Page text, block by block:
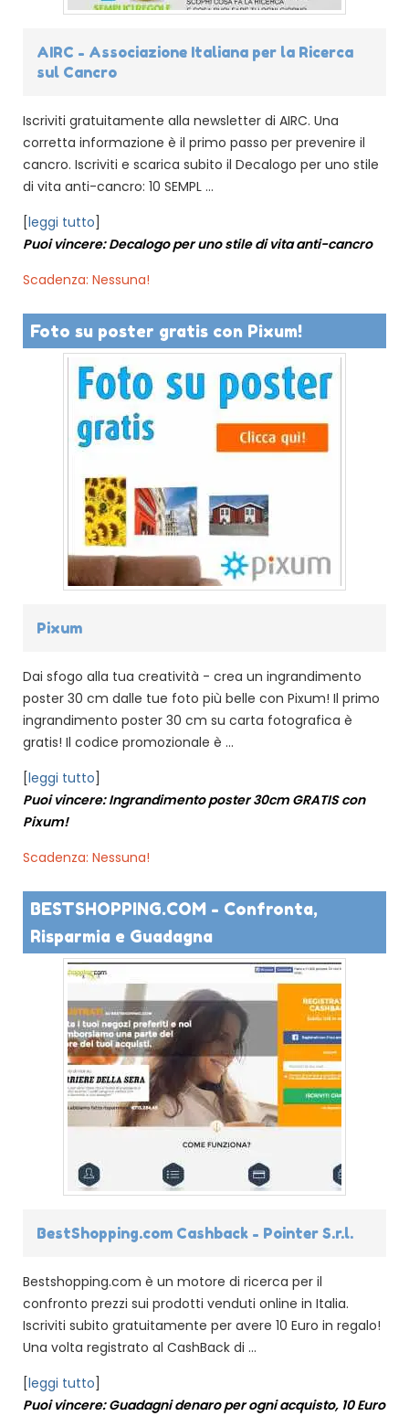
AIRC - Associazione Italiana per la Ricerca
sul Cancro
Iscriviti gratuitamente alla newsletter di AIRC. Una
corretta informazione è il primo passo per prevenire il
cancro. Iscriviti e scarica subito il Decalogo per uno stile
di vita anti-cancro: 10 SEMPL ...
[leggi tutto]
Puoi vincere: Decalogo per uno stile di vita anti-cancro
Scadenza: Nessuna!
Foto su poster gratis con Pixum!
Pixum
Dai sfogo alla tua creatività - crea un ingrandimento
poster 30 cm dalle tue foto più belle con Pixum! Il primo
ingrandimento poster 30 cm su carta fotografica è
gratis! Il codice promozionale è ...
[leggi tutto]
Puoi vincere: Ingrandimento poster 30cm GRATIS con
Pixum!
Scadenza: Nessuna!
BESTSHOPPING.COM - Confronta,
Risparmia e Guadagna
BestShopping.com Cashback - Pointer S.r.l.
Bestshopping.com è un motore di ricerca per il
confronto prezzi sui prodotti venduti online in Italia.
Iscriviti subito gratuitamente per avere 10 Euro in regalo!
Una volta registrato al CashBack di ...
[leggi tutto]
Puoi vincere: Guadagni denaro per ogni acquisto, 10 Euro